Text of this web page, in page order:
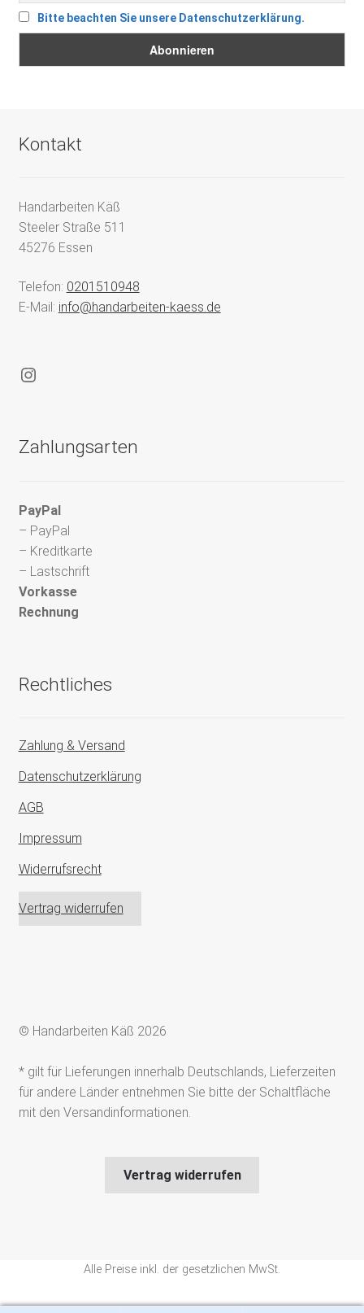
Bitte beachten Sie unsere Datenschutzerklärung.
Kontakt
Handarbeiten Käß
Steeler Straße 511
45276 Essen
Telefon: 0201510948
E-Mail: info@handarbeiten-kaess.de
Instagram
Zahlungsarten
PayPal
– PayPal
– Kreditkarte
– Lastschrift
Vorkasse
Rechnung
Rechtliches
Zahlung & Versand
Datenschutzerklärung
AGB
Impressum
Widerrufsrecht
Vertrag widerrufen
© Handarbeiten Käß 2026
* gilt für Lieferungen innerhalb Deutschlands, Lieferzeiten
für andere Länder entnehmen Sie bitte der Schaltfläche
mit den Versandinformationen.
Vertrag widerrufen
Alle Preise inkl. der gesetzlichen MwSt.